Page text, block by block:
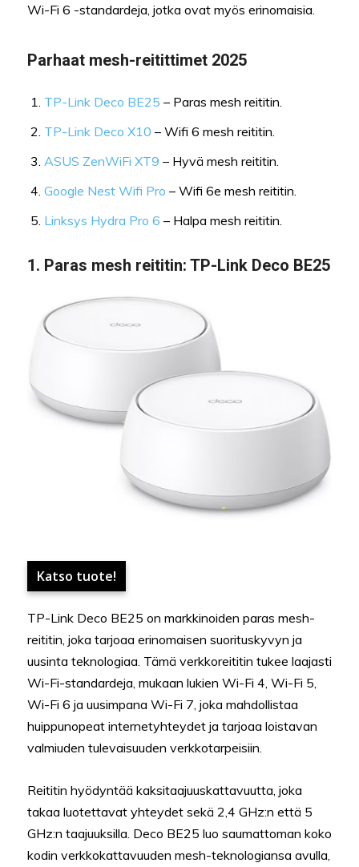
Wi-Fi 6 -standardeja, jotka ovat myös erinomaisia.
Parhaat mesh-reitittimet 2025
TP-Link Deco BE25 – Paras mesh reititin.
TP-Link Deco X10 – Wifi 6 mesh reititin.
ASUS ZenWiFi XT9 – Hyvä mesh reititin.
Google Nest Wifi Pro – Wifi 6e mesh reititin.
Linksys Hydra Pro 6 – Halpa mesh reititin.
1. Paras mesh reititin: TP-Link Deco BE25
Katso tuote!
TP-Link Deco BE25 on markkinoiden paras mesh-
reititin, joka tarjoaa erinomaisen suorituskyvyn ja
uusinta teknologiaa. Tämä verkkoreititin tukee laajasti
Wi-Fi-standardeja, mukaan lukien Wi-Fi 4, Wi-Fi 5,
Wi-Fi 6 ja uusimpana Wi-Fi 7, joka mahdollistaa
huippunopeat internetyhteydet ja tarjoaa loistavan
valmiuden tulevaisuuden verkkotarpeisiin.
Reititin hyödyntää kaksitaajuuskattavuutta, joka
takaa luotettavat yhteydet sekä 2,4 GHz:n että 5
GHz:n taajuuksilla. Deco BE25 luo saumattoman koko
kodin verkkokattavuuden mesh-teknologiansa avulla,